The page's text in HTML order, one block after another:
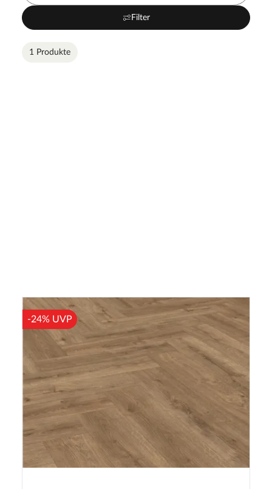
Filter
1 Produkte
-24% UVP